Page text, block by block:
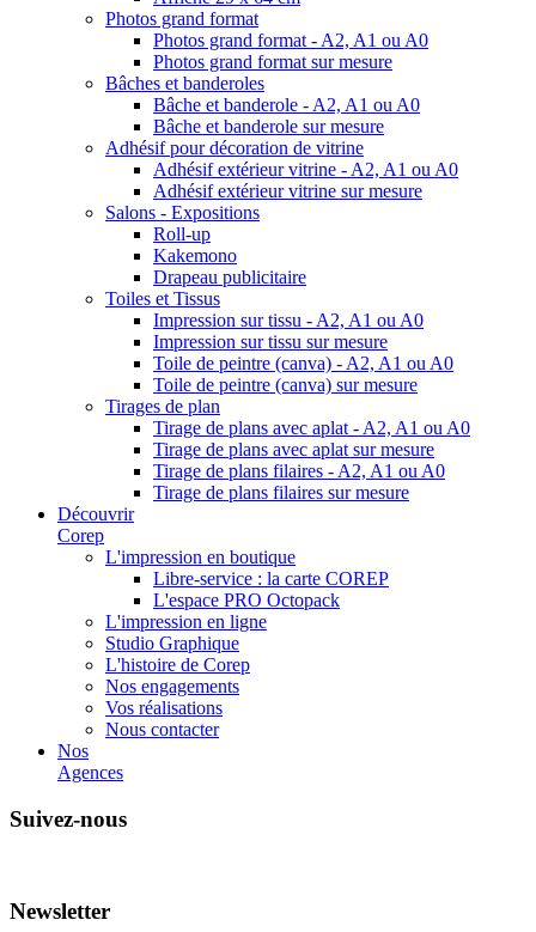
Photos grand format
Photos grand format - A2, A1 ou A0
Photos grand format sur mesure
Bâches et banderoles
Bâche et banderole - A2, A1 ou A0
Bâche et banderole sur mesure
Adhésif pour décoration de vitrine
Adhésif extérieur vitrine - A2, A1 ou A0
Adhésif extérieur vitrine sur mesure
Salons - Expositions
Roll-up
Kakemono
Drapeau publicitaire
Toiles et Tissus
Impression sur tissu - A2, A1 ou A0
Impression sur tissu sur mesure
Toile de peintre (canva) - A2, A1 ou A0
Toile de peintre (canva) sur mesure
Tirages de plan
Tirage de plans avec aplat - A2, A1 ou A0
Tirage de plans avec aplat sur mesure
Tirage de plans filaires - A2, A1 ou A0
Tirage de plans filaires sur mesure
Découvrir
Corep
L'impression en boutique
Libre-service : la carte COREP
L'espace PRO Octopack
L'impression en ligne
Studio Graphique
L'histoire de Corep
Nos engagements
Vos réalisations
Nous contacter
Nos
Agences
Suivez-nous
Newsletter